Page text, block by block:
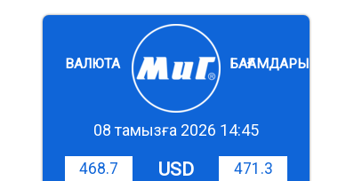
ВАЛЮТА БАҒАМДАРЫ
08 тамызға 2026 14:45
468.7 USD
471.3